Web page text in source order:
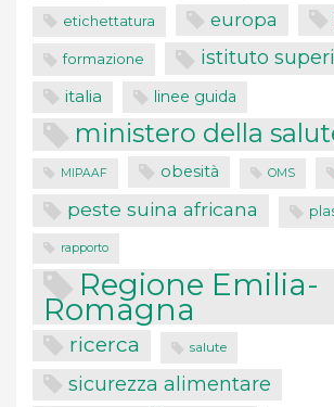
etichettatura europa
formazione istituto
italia linee guida
ministero della
MIPAAF obesità OMS
peste suina africana
rapporto
Regione Emilia-
Romagna
ricerca salute
sicurezza alimentare